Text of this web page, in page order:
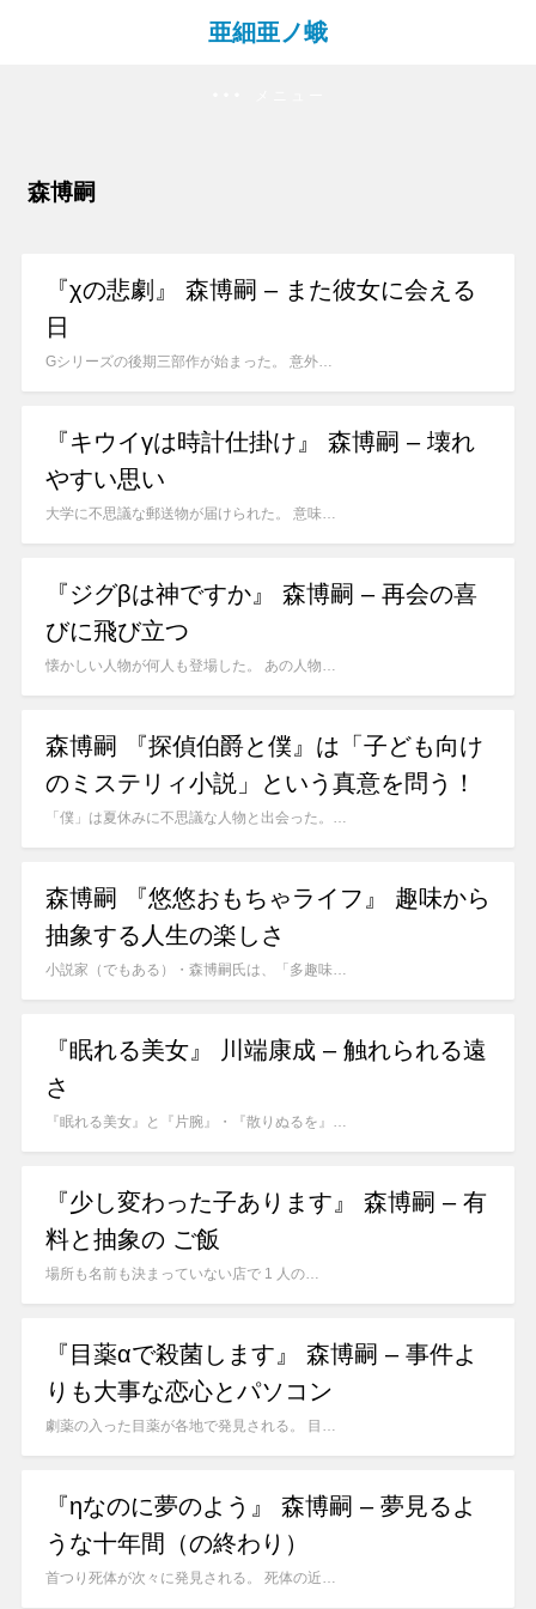
亜細亜ノ蛾
森博嗣
『χの悲劇』 森博嗣 – また彼女に会える
日
Gシリーズの後期三部作が始まった。 意外…
『キウイγは時計仕掛け』 森博嗣 – 壊れ
やすい思い
大学に不思議な郵送物が届けられた。 意味…
『ジグβは神ですか』 森博嗣 – 再会の喜
びに飛び立つ
懐かしい人物が何人も登場した。 あの人物…
森博嗣 『探偵伯爵と僕』は「子ども向け
のミステリィ小説」という真意を問う！
「僕」は夏休みに不思議な人物と出会った。…
森博嗣 『悠悠おもちゃライフ』 趣味から
抽象する人生の楽しさ
小説家（でもある）・森博嗣氏は、「多趣味…
『眠れる美女』 川端康成 – 触れられる遠
さ
『眠れる美女』と『片腕』・『散りぬるを』…
『少し変わった子あります』 森博嗣 – 有
料と抽象の ご飯
場所も名前も決まっていない店で 1 人の…
『目薬αで殺菌します』 森博嗣 – 事件よ
りも大事な恋心とパソコン
劇薬の入った目薬が各地で発見される。 目…
『ηなのに夢のよう』 森博嗣 – 夢見るよ
うな十年間（の終わり）
首つり死体が次々に発見される。 死体の近…